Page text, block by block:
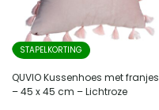
STAPELKORTING
QUVIO Kussenhoes met franjes
– 45 x 45 cm – Lichtroze